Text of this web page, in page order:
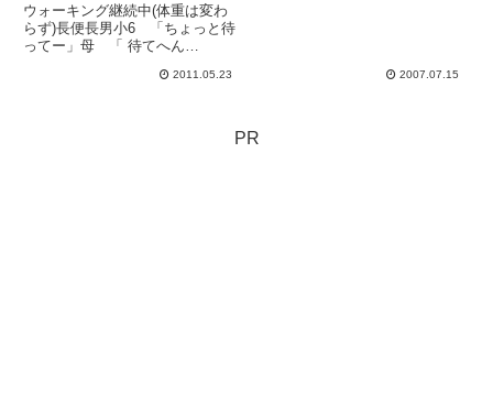
ウォーキング継続中(体重は変わ
らず)長便長男小6 「ちょっと待
ってー」母 「 待てへん
2011.05.23 2007.07.15
PR